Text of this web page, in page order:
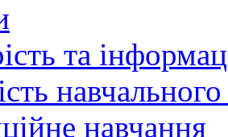
та
навчання